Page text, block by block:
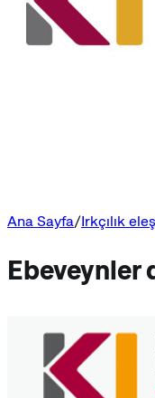
Ana Sayfa Irkçılık
Ebeveynler